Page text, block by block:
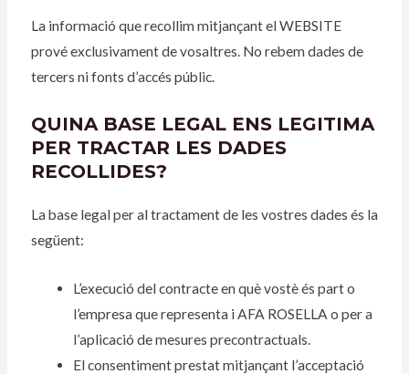
La informació que recollim mitjançant el WEBSITE
prové exclusivament de vosaltres. No rebem dades de
tercers ni fonts d’accés públic.
QUINA BASE LEGAL ENS LEGITIMA
PER TRACTAR LES DADES
RECOLLIDES?
La base legal per al tractament de les vostres dades és la
següent:
L’execució del contracte en què vostè és part o
l’empresa que representa i AFA ROSELLA o per a
l’aplicació de mesures precontractuals.
El consentiment prestat mitjançant l’acceptació